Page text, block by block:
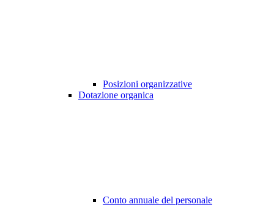
Posizioni organizzative
Dotazione organica
Conto annuale del personale